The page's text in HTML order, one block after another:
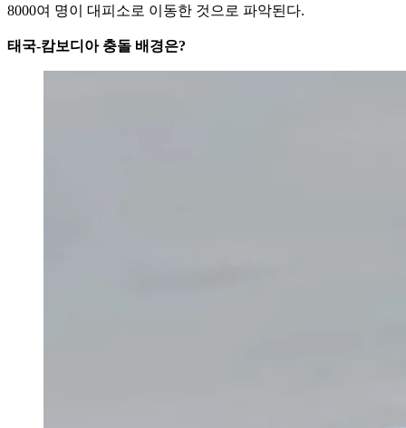
8000여 명이 대피소로 이동한 것으로 파악된다.
태국-캄보디아 충돌 배경은?